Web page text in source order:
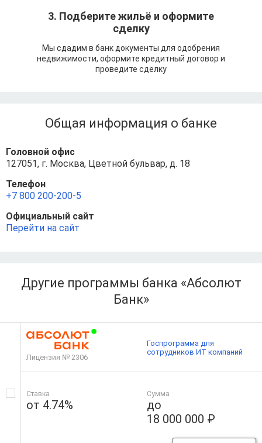
3. Подберите жильё и оформите
сделку
Мы сдадим в банк документы для одобрения
недвижимости, оформите кредитный договор и
проведите сделку
Общая информация о банке
Головной офис
127051, г. Москва, Цветной бульвар, д. 18
Телефон
+7 800 200-200-5
Официальный сайт
Перейти на сайт
Другие программы банка «Абсолют
Банк»
Лицензия № 2306
Ставка
от 4.74%
Сумма
до
18 000 000 ₽
Госпрограмма для
сотрудников ИТ компаний